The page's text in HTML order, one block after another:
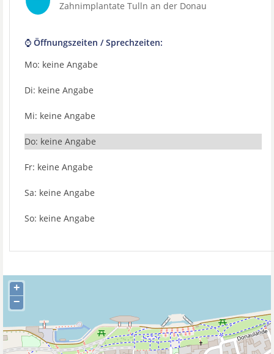
Zahnimplantate Tulln an der Donau
⌚ Öffnungszeiten / Sprechzeiten:
Mo: keine Angabe
Di: keine Angabe
Mi: keine Angabe
Do: keine Angabe
Fr: keine Angabe
Sa: keine Angabe
So: keine Angabe